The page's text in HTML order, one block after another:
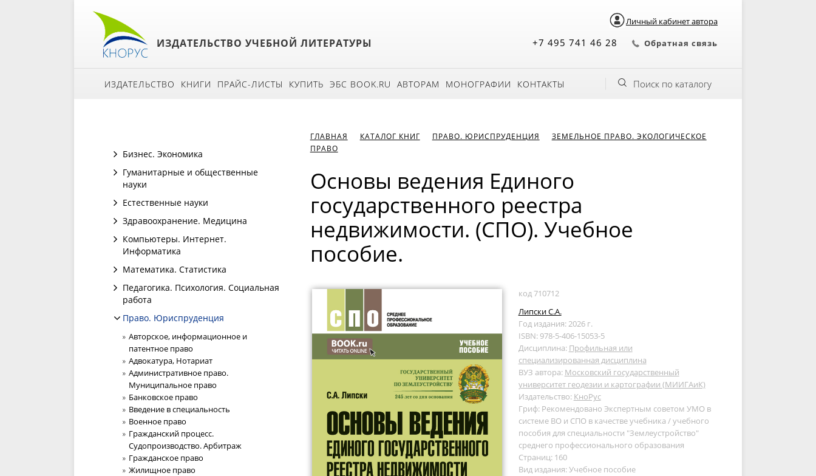
Личный кабинет автора
ИЗДАТЕЛЬСТВО УЧЕБНОЙ ЛИТЕРАТУРЫ +7 495 741 46 28 Обратная связь
ИЗДАТЕЛЬСТВО КНИГИ ПРАЙС-ЛИСТЫ КУПИТЬ ЭБС BOOK.RU АВТОРАМ МОНОГРАФИИ КОНТАКТЫ Поиск по каталогу
Бизнес. Экономика
Гуманитарные и общественные
науки
Естественные науки
Здравоохранение. Медицина
Компьютеры. Интернет.
Информатика
Математика. Статистика
Педагогика. Психология. Социальная
работа
Право. Юриспруденция
Авторское, информационное и
патентное право
Адвокатура, Нотариат
Административное право.
Муниципальное право
Банковское право
Введение в специальность
Военное право
Гражданский процесс.
Судопроизводство. Арбитраж
Гражданское право
Жилищное право
ГЛАВНАЯ КАТАЛОГ КНИГ ПРАВО. ЮРИСПРУДЕНЦИЯ
ЗЕМЕЛЬНОЕ ПРАВО. ЭКОЛОГИЧЕСКОЕ
ПРАВО
Основы ведения Единого
государственного реестра
недвижимости. (СПО). Учебное
пособие.
код 710712
Липски С.А.
Год издания: 2026 г.
ISBN: 978-5-406-15053-5
Дисциплина: Профильная или
специализированная дисциплина
ВУЗ автора: Московский государственный
университет геодезии и картографии (МИИГАиК)
Издательство: КноРус
Гриф: Рекомендовано Экспертным советом УМО в
системе ВО и СПО в качестве учебника / учебного
пособия для специальности "Землеустройство"
среднего профессионального образования
Страниц: 160
Вид издания: Учебное пособие